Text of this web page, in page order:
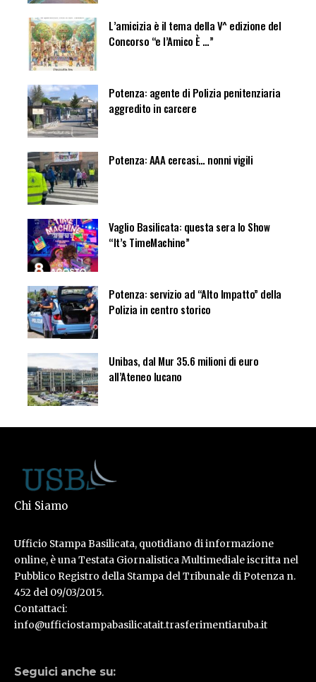
L’amicizia è il tema della V^ edizione del
Concorso “e l’Amico È …”
Potenza: agente di Polizia penitenziaria
aggredito in carcere
Potenza: AAA cercasi… nonni vigili
Vaglio Basilicata: questa sera lo Show
“It’s TimeMachine”
Potenza: servizio ad “Alto Impatto” della
Polizia in centro storico
Unibas, dal Mur 35.6 milioni di euro
all’Ateneo lucano
Chi Siamo
Ufficio Stampa Basilicata, quotidiano di informazione
online, è una Testata Giornalistica Multimediale iscritta nel
Pubblico Registro della Stampa del Tribunale di Potenza n.
452 del 09/03/2015.
Contattaci:
info@ufficiostampabasilicatait.trasferimentiaruba.it
Seguici anche su: